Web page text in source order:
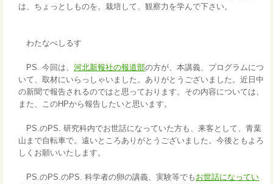
は、ちょっとしものを。栽培して、観察力を学んで下さい。
わたなべしるす
PS. 今回は、河北新報社の報道部の方が、本講義、プログラムにつ
いて、取材にいらっしゃいました。ありがとうございました。近日中
の新聞で報告されるのではと思っております。その内容については、
また、このHPから報告したいと思います。
PS.のPS. 研究科内でお世話になっていた方も、来客として、青葉
山まで自転車で。遠いところありがとうございました。今後ともよろ
しくお願いいたします。
PS.のPS.のPS. 科学者の卵の講義、実験等でも お世話になってい